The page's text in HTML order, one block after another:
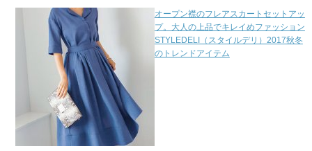
オープン襟のフレアスカートセットアッ
プ。大人の上品でキレイめファッション
STYLEDELI（スタイルデリ）2017秋冬
のトレンドアイテム